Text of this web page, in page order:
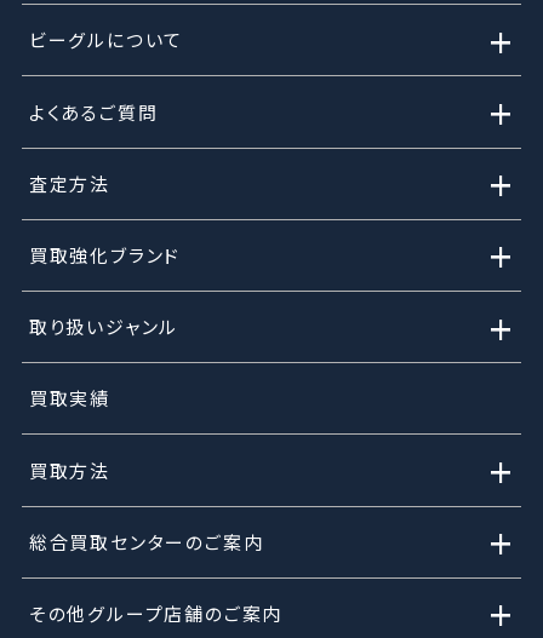
ビーグルについて +
よくあるご質問 +
査定方法 +
買取強化ブランド +
取り扱いジャンル +
買取実績
買取方法 +
総合買取センターのご案内 +
その他グループ店舗のご案内 +